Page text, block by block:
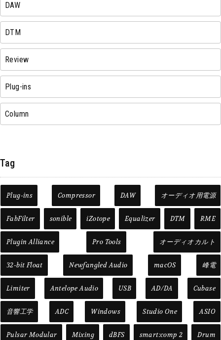
DAW
DTM
Review
Plug-ins
Column
Tag
Plug-ins Compressor DAW オーディオ用電源
FabFilter sonible iZotope Equalizer DTM RME
Plugin Alliance Pro Tools オーディオカルト
32-bit Float Newfangled Audio macOS 峰電
Limiter Antelope Audio USB AD/DA Cubase
音響工学 ADC Windows Studio One ASIO
Pulsar Modular Mixing dBFS smart:comp 2 Drum